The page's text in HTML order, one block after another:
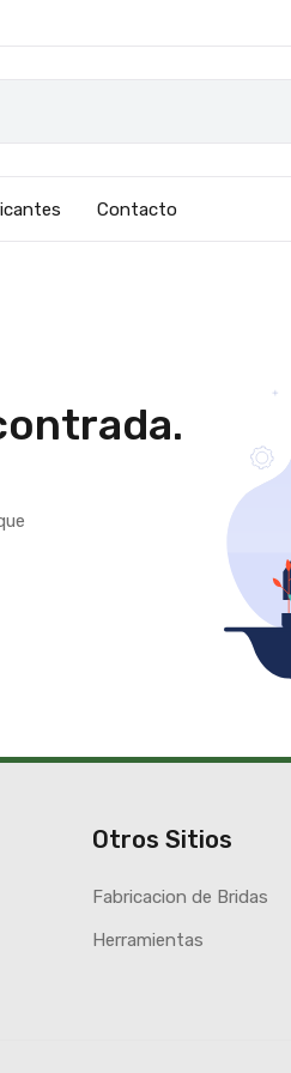
Contacto
Otros Sitios
Fabricacion de Bridas
Herramientas